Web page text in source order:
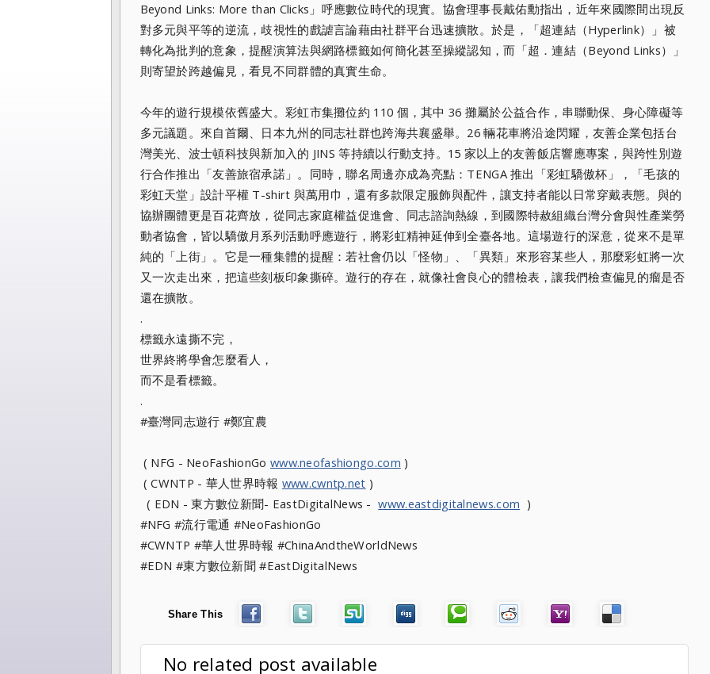
Beyond Links: More than Clicks」呼應數位時代的現實。協會理事長戴佑勳指出，近年來國際間出現反
對多元與平等的逆流，歧視性的戲謔言論藉由社群平台迅速擴散。於是，「超連結（Hyperlink）」被
轉化為批判的意象，提醒演算法與網路標籤如何簡化甚至操縱認知，而「超．連結（Beyond Links）」
則寄望於跨越偏見，看見不同群體的真實生命。
今年的遊行規模依舊盛大。彩虹市集攤位約 110 個，其中 36 攤屬於公益合作，串聯動保、身心障礙等
多元議題。來自首爾、日本九州的同志社群也跨海共襄盛舉。26 輛花車將沿途閃耀，友善企業包括台
灣美光、波士頓科技與新加入的 JINS 等持續以行動支持。15 家以上的友善飯店響應專案，與跨性別遊
行合作推出「友善旅宿承諾」。同時，聯名周邊亦成為亮點：TENGA 推出「彩虹驕傲杯」，「毛孩的
彩虹天堂」設計平權 T-shirt 與萬用巾，還有多款限定服飾與配件，讓支持者能以日常穿戴表態。與的
協辦團體更是百花齊放，從同志家庭權益促進會、同志諮詢熱線，到國際特赦組織台灣分會與性產業勞
動者協會，皆以驕傲月系列活動呼應遊行，將彩虹精神延伸到全臺各地。這場遊行的深意，從來不是單
純的「上街」。它是一種集體的提醒：若社會仍以「怪物」、「異類」來形容某些人，那麼彩虹將一次
又一次走出來，把這些刻板印象撕碎。遊行的存在，就像社會良心的體檢表，讓我們檢查偏見的瘤是否
還在擴散。
.
標籤永遠撕不完，
世界終將學會怎麼看人，
而不是看標籤。
.
#臺灣同志遊行 #鄭宜農
( NFG - NeoFashionGo www.neofashiongo.com )
( CWNTP - 華人世界時報 www.cwntp.net )
( EDN - 東方數位新聞- EastDigitalNews -www.eastdigitalnews.com )
#NFG #流行電通 #NeoFashionGo
#CWNTP #華人世界時報 #ChinaAndtheWorldNews
#EDN #東方數位新聞 #EastDigitalNews
Share This
No related post available